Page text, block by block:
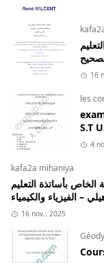
16
les
S.T
4
kafa2a mihaniya
الخاص بأساتذة التعليم
– الفيزياء والكيمياء
16 nov., 2025